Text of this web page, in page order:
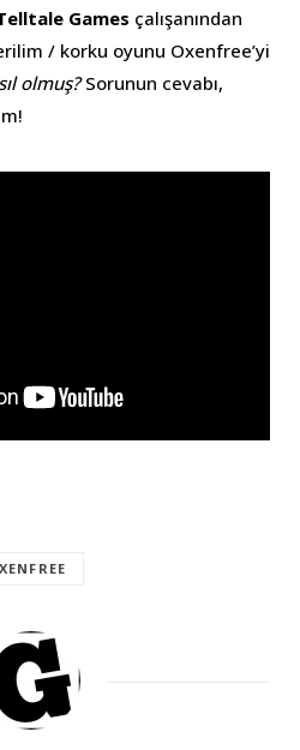
Games çalışanından
/ korku oyunu Oxenfree’yi
olmuş?Sorunun cevabı,